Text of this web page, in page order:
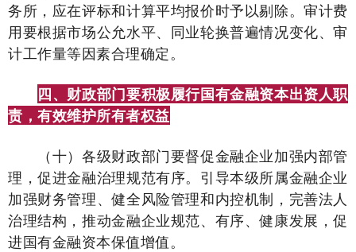
务所，应在评标和计算平均报价时予以剔除。审计费
用要根据市场公允水平、同业轮换普遍情况变化、审
计工作量等因素合理确定。
四、财政部门要积极履行国有金融资本出资人职
责，有效维护所有者权益
（十）各级财政部门要督促金融企业加强内部管
理，促进金融治理规范有序。引导本级所属金融企业
加强财务管理、健全风险管理和内控机制，完善法人
治理结构，推动金融企业规范、有序、健康发展，促
进国有金融资本保值增值。